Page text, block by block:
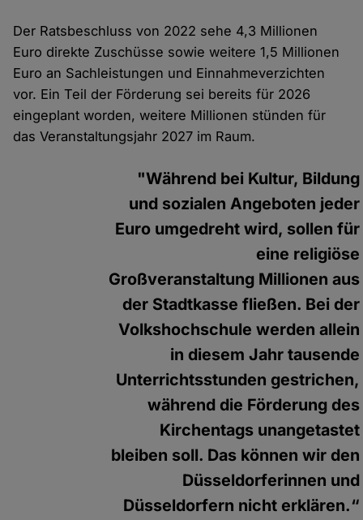
Der Ratsbeschluss von 2022 sehe 4,3 Millionen
Euro direkte Zuschüsse sowie weitere 1,5 Millionen
Euro an Sachleistungen und Einnahmeverzichten
vor. Ein Teil der Förderung sei bereits für 2026
eingeplant worden, weitere Millionen stünden für
das Veranstaltungsjahr 2027 im Raum.
"Während bei Kultur, Bildung
und sozialen Angeboten jeder
Euro umgedreht wird, sollen für
eine religiöse
Großveranstaltung Millionen aus
der Stadtkasse fließen. Bei der
Volkshochschule werden allein
in diesem Jahr tausende
Unterrichtsstunden gestrichen,
während die Förderung des
Kirchentags unangetastet
bleiben soll. Das können wir den
Düsseldorferinnen und
Düsseldorfern nicht erklären.“